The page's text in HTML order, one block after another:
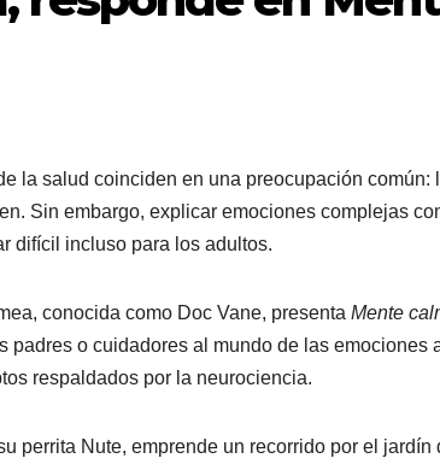
la salud coinciden en una preocupación común:
Sin embargo, explicar emociones complejas
difícil incluso para los adultos.
conocida como Doc Vane, presenta Mente
padres o cuidadores al mundo de las emociones
respaldados por la neurociencia.
perrita Nute, emprende un recorrido por el jardín